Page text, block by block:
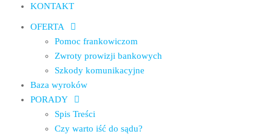
KONTAKT
OFERTA
Pomoc frankowiczom
Zwroty prowizji bankowych
Szkody komunikacyjne
Baza wyroków
PORADY
Spis Treści
Czy warto iść do sądu?